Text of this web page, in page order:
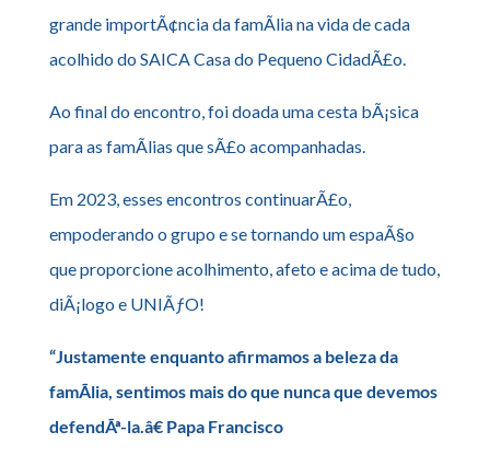
grande importÃ¢ncia da famÃ­lia na vida de cada
acolhido do SAICA Casa do Pequeno CidadÃ£o.
Ao final do encontro, foi doada uma cesta bÃ¡sica
para as famÃ­lias que sÃ£o acompanhadas.
Em 2023, esses encontros continuarÃ£o,
empoderando o grupo e se tornando um espaÃ§o
que proporcione acolhimento, afeto e acima de tudo,
diÃ¡logo e UNIÃƒO!
“Justamente enquanto afirmamos a beleza da
famÃ­lia, sentimos mais do que nunca que devemos
defendÃª-la.â€ Papa Francisco